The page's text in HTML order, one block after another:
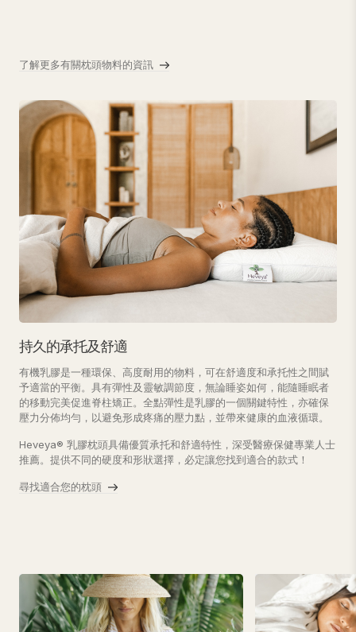
了解更多有關枕頭物料的資訊
持久的承托及舒適
有機乳膠是一種環保、高度耐用的物料，可在舒適度和承托性之間賦
予適當的平衡。具有彈性及靈敏調節度，無論睡姿如何，能隨睡眠者
的移動完美促進脊柱矯正。全點彈性是乳膠的一個關鍵特性，亦確保
壓力分佈均勻，以避免形成疼痛的壓力點，並帶來健康的血液循環。
Heveya® 乳膠枕頭具備優質承托和舒適特性，深受醫療保健專業人士
推薦。提供不同的硬度和形狀選擇，必定讓您找到適合的款式！
尋找適合您的枕頭